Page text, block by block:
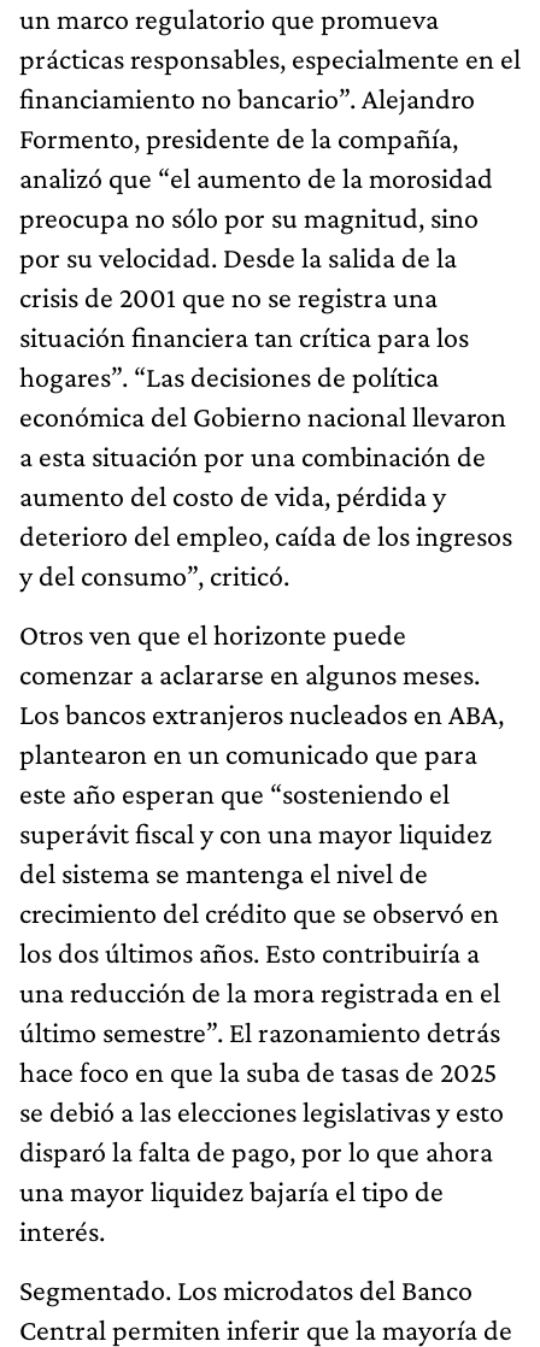
un marco regulatorio que promueva
prácticas responsables, especialmente en el
financiamiento no bancario”. Alejandro
Formento, presidente de la compañía,
analizó que “el aumento de la morosidad
preocupa no sólo por su magnitud, sino
por su velocidad. Desde la salida de la
crisis de 2001 que no se registra una
situación financiera tan crítica para los
hogares”. “Las decisiones de política
económica del Gobierno nacional llevaron
a esta situación por una combinación de
aumento del costo de vida, pérdida y
deterioro del empleo, caída de los ingresos
y del consumo”, criticó.
Otros ven que el horizonte puede
comenzar a aclararse en algunos meses.
Los bancos extranjeros nucleados en ABA,
plantearon en un comunicado que para
este año esperan que “sosteniendo el
superávit fiscal y con una mayor liquidez
del sistema se mantenga el nivel de
crecimiento del crédito que se observó en
los dos últimos años. Esto contribuiría a
una reducción de la mora registrada en el
último semestre”. El razonamiento detrás
hace foco en que la suba de tasas de 2025
se debió a las elecciones legislativas y esto
disparó la falta de pago, por lo que ahora
una mayor liquidez bajaría el tipo de
interés.
Segmentado. Los microdatos del Banco
Central permiten inferir que la mayoría de